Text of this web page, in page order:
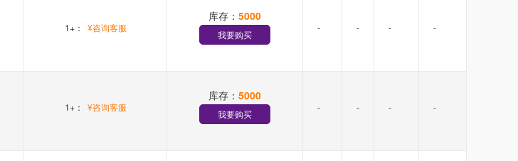
1+： ¥咨询客服
库存： 5000
我要购买
- - - -
1+： ¥咨询客服
库存： 5000
我要购买
- - - -